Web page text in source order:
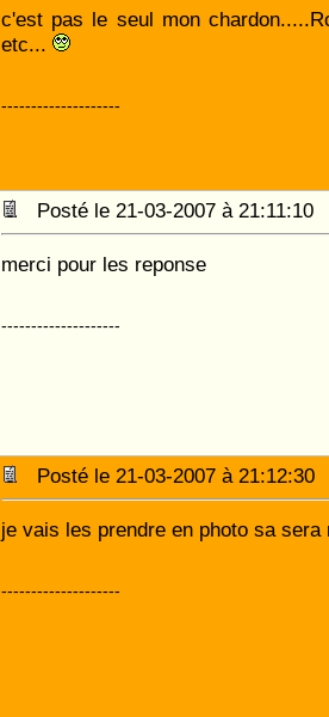
c'est pas le seul mon
etc...
--------------------
Posté le 21-03-2007 à
merci pour les reponse
--------------------
Posté le 21-03-2007 à
je vais les prendre en photo sa sera
--------------------